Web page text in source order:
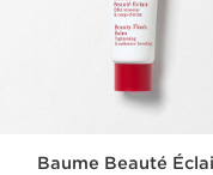
Baume Beauté